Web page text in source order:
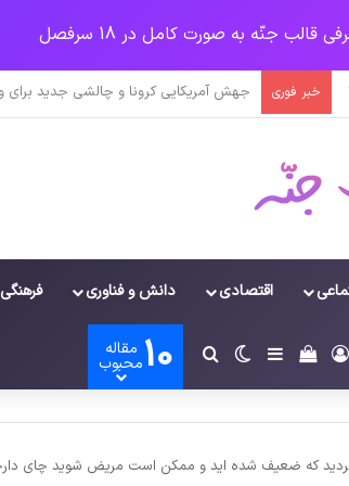
جنّه به صورت کامل در 18 سرفصل
خبر فوری یک‌چهارم مرگ‌های روزانه کرونا در
اقتصادی دانش و فناوری فرهنگی
وروددیدن سبد خرید
سایدبارتغییر پوسته
جستجو برای
10 مقاله
محبوب
که ضعیف شده اید و ممکن است مریض شوید چای